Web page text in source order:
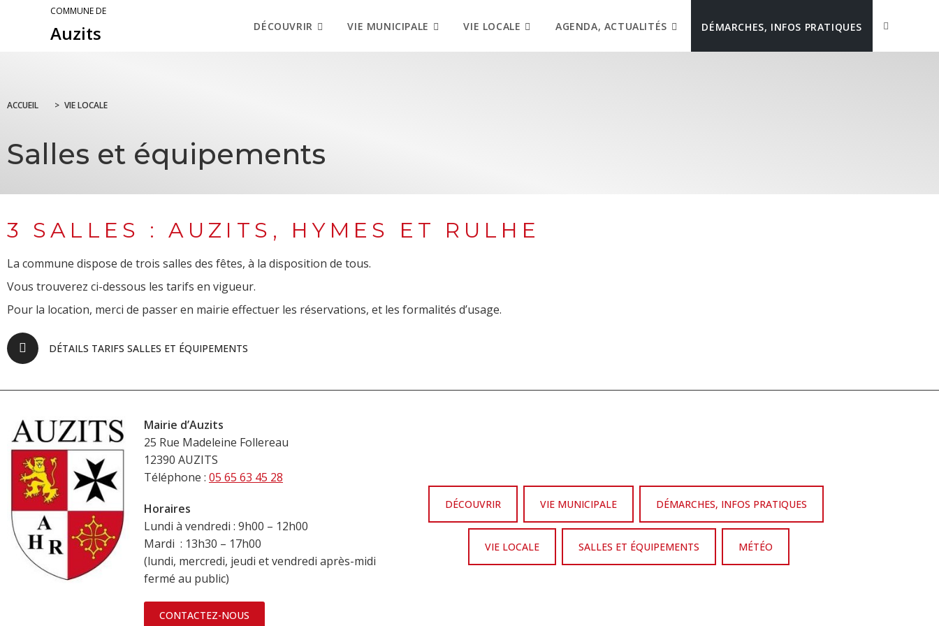
COMMUNE DE
Auzits DÉCOUVRIR VIE MUNICIPALE VIE LOCALE AGENDA, ACTUALITÉS DÉMARCHES, INFOS PRATIQUES
ACCUEIL > VIE LOCALE
Salles et équipements
3 SALLES : AUZITS, HYMES ET RULHE
La commune dispose de trois salles des fêtes, à la disposition de tous.
Vous trouverez ci-dessous les tarifs en vigueur.
Pour la location, merci de passer en mairie effectuer les réservations, et les formalités d’usage.
DÉTAILS TARIFS SALLES ET ÉQUIPEMENTS
Mairie d’Auzits
25 Rue Madeleine Follereau
12390 AUZITS
Téléphone : 05 65 63 45 28
Horaires
Lundi à vendredi : 9h00 – 12h00
Mardi : 13h30 – 17h00
(lundi, mercredi, jeudi et vendredi après-midi
fermé au public)
CONTACTEZ-NOUS
DÉCOUVRIR VIE MUNICIPALE DÉMARCHES, INFOS PRATIQUES
VIE LOCALE SALLES ET ÉQUIPEMENTS MÉTÉO